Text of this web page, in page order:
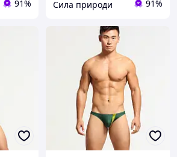
91% Сила природи 91%